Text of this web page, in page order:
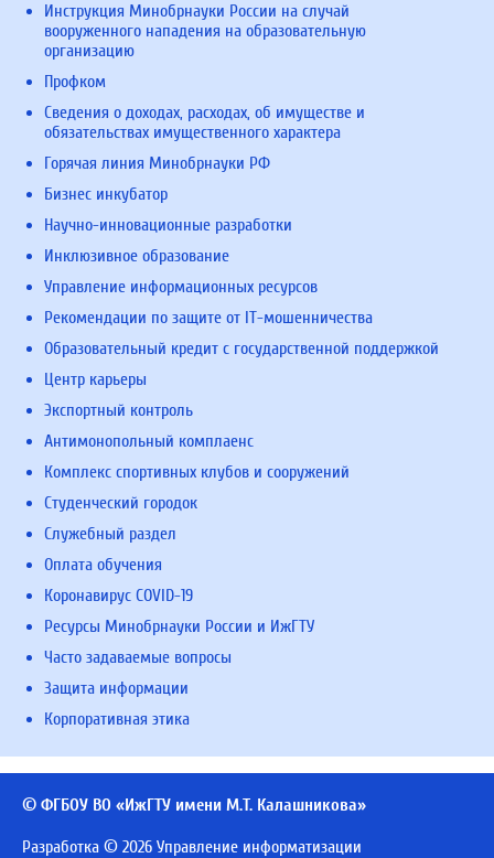
Инструкция Минобрнауки России на случай
вооруженного нападения на образовательную
организацию
Профком
Сведения о доходах, расходах, об имуществе и
обязательствах имущественного характера
Горячая линия Минобрнауки РФ
Бизнес инкубатор
Научно-инновационные разработки
Инклюзивное образование
Управление информационных ресурсов
Рекомендации по защите от IT-мошенничества
Образовательный кредит с государственной поддержкой
Центр карьеры
Экспортный контроль
Антимонопольный комплаенс
Комплекс спортивных клубов и сооружений
Студенческий городок
Служебный раздел
Оплата обучения
Коронавирус COVID-19
Ресурсы Минобрнауки России и ИжГТУ
Часто задаваемые вопросы
Защита информации
Корпоративная этика
© ФГБОУ ВО «ИжГТУ имени М.Т. Калашникова»
Разработка © 2026 Управление информатизации